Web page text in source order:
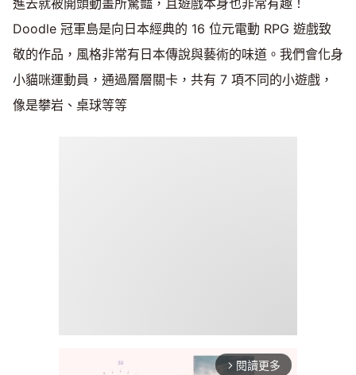
Doodle 冠軍島是向日本經典的 16 位元電動 RPG 遊戲致
敬的作品，風格非常有日本傳說與藝術的味道。我們會化身
小貓咪運動員，通過層層關卡，共有 7 項不同的小遊戲，
像是攀岩、桌球等等
arrow_forward_ios 閱讀更多